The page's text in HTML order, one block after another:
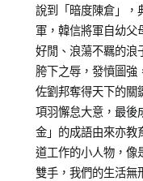
說到「暗度陳倉」，
軍，韓信將軍自幼父
好閒、浪蕩不羈的浪
胯下之辱，發憤圖強
佐劉邦奪得天下的關
項羽懈怠大意，最後
金」的成語由來亦教
道工作的小人物，
雙手，我們的生活無